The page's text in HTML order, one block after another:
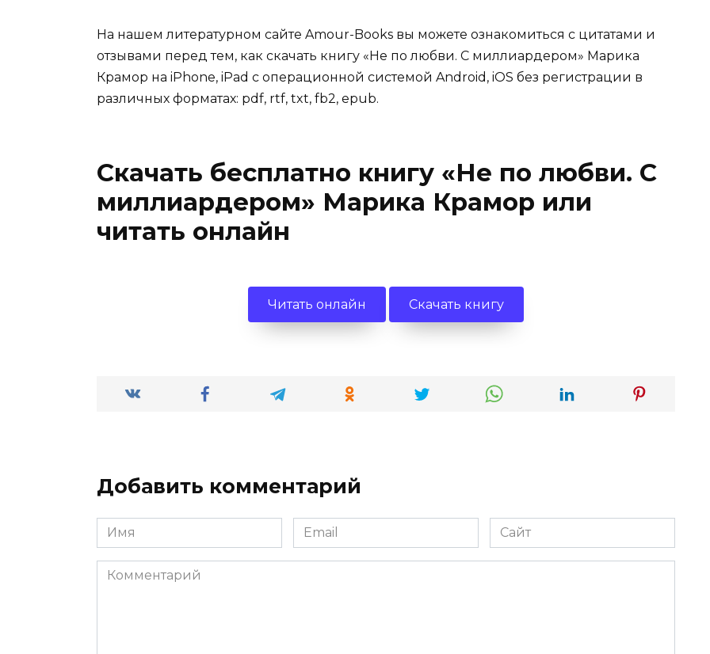
На нашем литературном сайте Amour-Books вы можете ознакомиться с цитатами и
отзывами перед тем, как скачать книгу «Не по любви. С миллиардером» Марика
Крамор на iPhone, iPad с операционной системой Android, iOS без регистрации в
различных форматах: pdf, rtf, txt, fb2, epub.
Скачать бесплатно книгу «Не по любви. С
миллиардером» Марика Крамор или
читать онлайн
Читать онлайн Скачать книгу
Добавить комментарий
Имя
*
Email
*
Сайт
Комментарий